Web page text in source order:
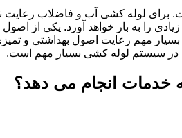
لوله کشی آب و فاضلاب رعایت
را به بار خواهد آورد. یکی از
مهم رعایت اصول بهداشتی و
در سیستم لوله کشی بسیار مهم است.
انجام می دهد؟